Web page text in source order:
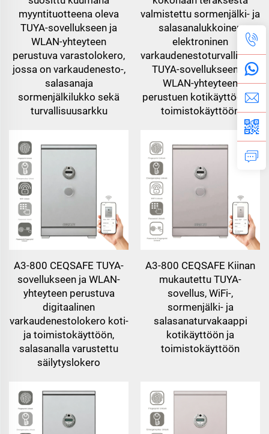
myyntituotteena oleva
TUYA-sovellukseen ja
WLAN-yhteyteen
perustuva varastolokero,
jossa on varkaudenesto-,
salasanaja
sormenjälkilukko sekä
turvallisuusarkku
valmistettu sormenjälki- ja
salasanalukkoinen
elektroninen
TUYA-sovellukseen ja
WLAN-yhteyteen
perustuen kotikäyttöön ja
toimistokäyttöön
A3-800 CEQSAFE TUYA-
sovellukseen ja WLAN-
yhteyteen perustuva
digitaalinen
varkaudenestolokero koti-
ja toimistokäyttöön,
salasanalla varustettu
säilytyslokero
A3-800 CEQSAFE Kiinan
mukautettu TUYA-
sovellus, WiFi-,
sormenjälki- ja
salasanaturvakaappi
kotikäyttöön ja
toimistokäyttöön